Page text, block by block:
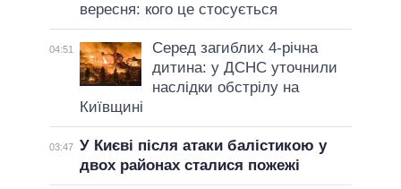
вересня: кого це стосується
04:51
Серед загиблих 4-річна
дитина: у ДСНС уточнили
наслідки обстрілу на
Київщині
03:47 У Києві після атаки балістикою у
двох районах сталися пожежі